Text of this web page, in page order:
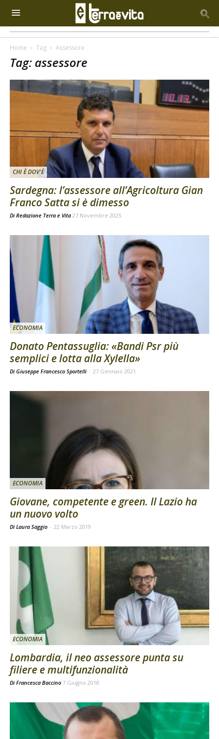
Home Tag Assessore
Tag: assessore
CHI È DOV'È
Sardegna: l’assessore all’Agricoltura Gian
Franco Satta si è dimesso
Di Redazione Terra e Vita 27 Novembre 2025
ECONOMIA
Donato Pentassuglia: «Bandi Psr più
semplici e lotta alla Xylella»
Di Giuseppe Francesco Sportelli - 27 Gennaio 2021
ECONOMIA
Giovane, competente e green. Il Lazio ha
un nuovo volto
Di Laura Saggio - 22 Marzo 2019
ECONOMIA
Lombardia, il neo assessore punta su
filiere e multifunzionalità
Di Francesca Baccino 7 Giugno 2018